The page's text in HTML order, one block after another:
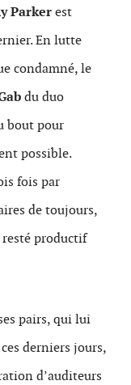
Parkerest
En lutte
condamné, le
du duo
bout pour
possible.
fois par
de toujours,
resté productif
pairs, qui lui
derniers jours,
d’auditeurs